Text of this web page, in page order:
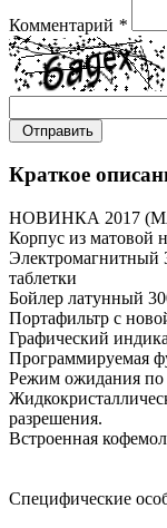
Комментарий *
Отправить
Краткое
НОВИНКА 2017
Корпус из матовой
Электромагнитный
таблетки
Бойлер латунный
Портафильтр с
Графический
Программируемая
Режим ожидания
разрешения.
Встроенная
Специфические